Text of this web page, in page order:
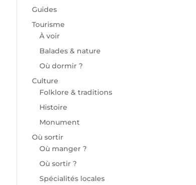
Guides
Tourisme
À voir
Balades & nature
Où dormir ?
Culture
Folklore & traditions
Histoire
Monument
Où sortir
Où manger ?
Où sortir ?
Spécialités locales